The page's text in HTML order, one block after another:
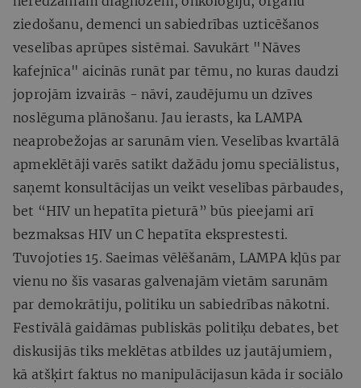
ziedošanu, demenci un sabiedrības uzticēšanos
veselības aprūpes sistēmai. Savukārt "Nāves
kafejnīca" aicinās runāt par tēmu, no kuras daudzi
joprojām izvairās - nāvi, zaudējumu un dzīves
noslēguma plānošanu. Jau ierasts, ka LAMPA
neaprobežojas ar sarunām vien. Veselības kvartālā
apmeklētāji varēs satikt dažādu jomu speciālistus,
saņemt konsultācijas un veikt veselības pārbaudes,
bet “HIV un hepatīta pieturā” būs pieejami arī
bezmaksas HIV un C hepatīta eksprestesti.
Tuvojoties 15. Saeimas vēlēšanām, LAMPA kļūs par
vienu no šīs vasaras galvenajām vietām sarunām
par demokrātiju, politiku un sabiedrības nākotni.
Festivālā gaidāmas publiskās politiķu debates, bet
diskusijās tiks meklētas atbildes uz jautājumiem,
kā atšķirt faktus no manipulācijasun kāda ir sociālo